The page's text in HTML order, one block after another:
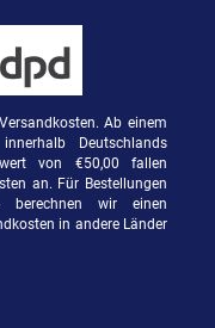
Ab einem
Deutschlands
von €50,00 fallen
an. Für Bestellungen
wir einen
in andere Länder